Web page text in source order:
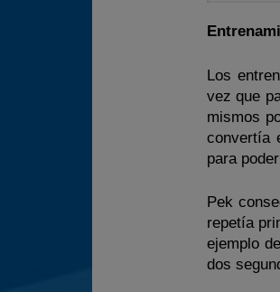
Los
vez que
mismos
convertía
para
Pek
repetía
ejemplo
dos